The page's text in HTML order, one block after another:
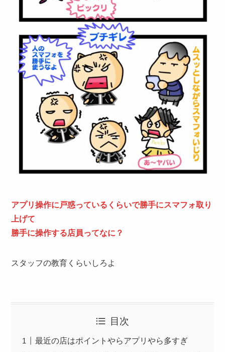
アプリ操作に戸惑っているくらいで勝手にスマフォ取り
上げて
勝手に操作する店員ってなに？
スタッフの教育くらいしろよ
目次
最近の店はポイントやらアプリやら多すぎ